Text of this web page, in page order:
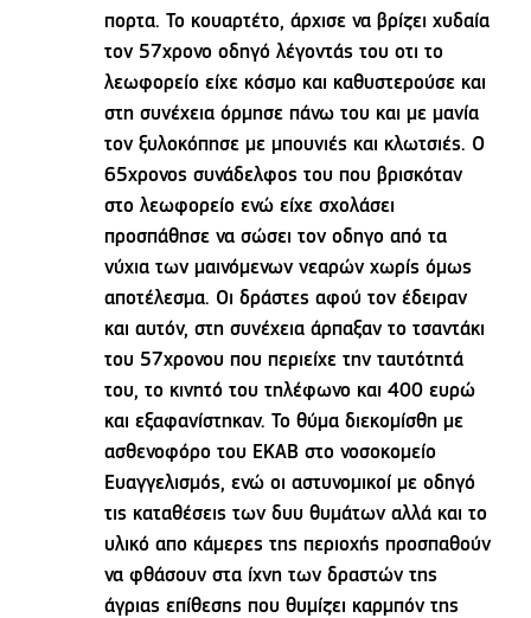
πορτα. Το κουαρτέτο, άρχισε να βρίζει χυδαία
τον 57χρονο οδηγό λέγοντάς του οτι το
λεωφορείο είχε κόσμο και καθυστερούσε και
στη συνέχεια όρμησε πάνω του και με μανία
τον ξυλοκόπησε με μπουνιές και κλωτσιές. Ο
65χρονος συνάδελφος του που βρισκόταν
στο λεωφορείο ενώ είχε σχολάσει
προσπάθησε να σώσει τον οδηγο από τα
νύχια των μαινόμενων νεαρών χωρίς όμως
αποτέλεσμα. Οι δράστες αφού τον έδειραν
και αυτόν, στη συνέχεια άρπαξαν το τσαντάκι
του 57χρονου που περιείχε την ταυτότητά
του, το κινητό του τηλέφωνο και 400 ευρώ
και εξαφανίστηκαν. Το θύμα διεκομίσθη με
ασθενοφόρο του ΕΚΑΒ στο νοσοκομείο
Ευαγγελισμός, ενώ οι αστυνομικοί με οδηγό
τις καταθέσεις των δυυ θυμάτων αλλά και το
υλικό απο κάμερες της περιοχής προσπαθούν
να φθάσουν στα ίχνη των δραστών της
άγριας επίθεσης που θυμίζει καρμπόν της